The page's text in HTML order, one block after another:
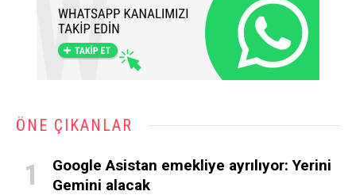
ÖNE ÇIKANLAR
Google Asistan emekliye ayrılıyor: Yerini
Gemini alacak